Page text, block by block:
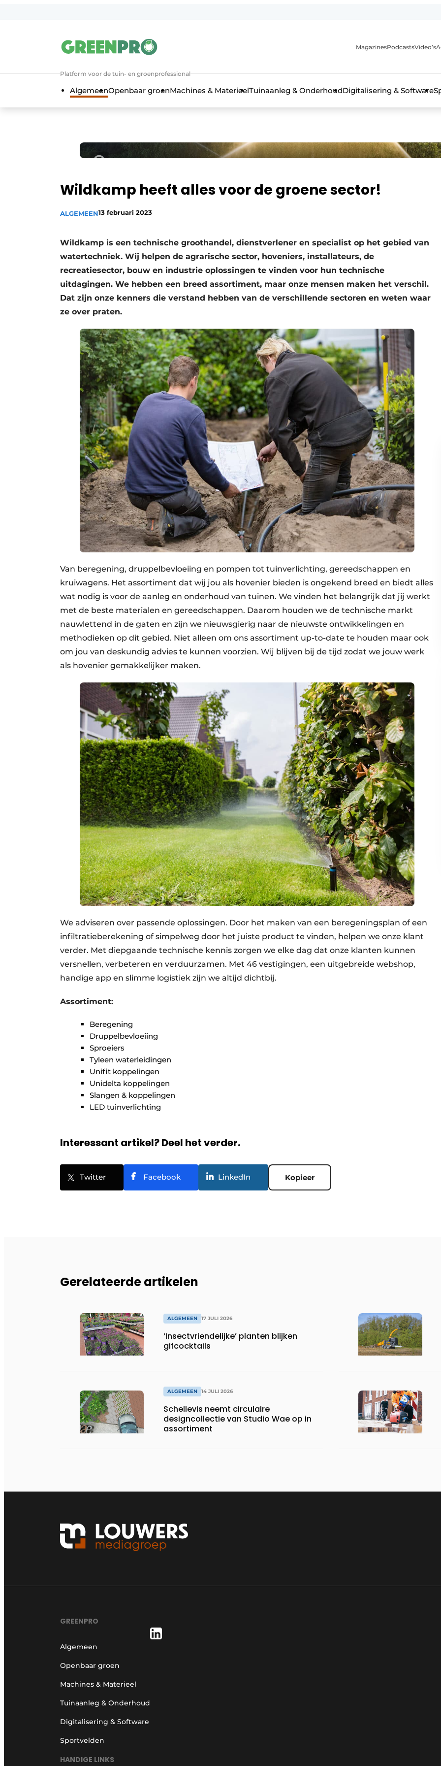
Algemene voorwaarden
Direct contact
Privacy / Cookie statement
Vacature aanmelden
Vacatures
Video’s
Platform voor de tuin- en groenprofessional
MagazinesPodcastsVideo’s
AlgemeenOpenbaar groenMachines & MaterieelTuinaanleg & OnderhoudDigitalisering & Software
Wildkamp heeft alles voor de groene sector!
ALGEMEEN13 februari 2023
Wildkamp is een technische groothandel, dienstverlener en specialist op het gebied van
watertechniek. Wij helpen de agrarische sector, hoveniers, installateurs, de
recreatiesector, bouw en industrie oplossingen te vinden voor hun technische
uitdagingen. We hebben een breed assortiment, maar onze mensen maken het verschil.
Dat zijn onze kenners die verstand hebben van de verschillende sectoren en weten waar
ze over praten.
Van beregening, druppelbevloeiing en pompen tot tuinverlichting, gereedschappen en
kruiwagens. Het assortiment dat wij jou als hovenier bieden is ongekend breed en biedt alles
wat nodig is voor de aanleg en onderhoud van tuinen. We vinden het belangrijk dat jij werkt
met de beste materialen en gereedschappen. Daarom houden we de technische markt
nauwlettend in de gaten en zijn we nieuwsgierig naar de nieuwste ontwikkelingen en
methodieken op dit gebied. Niet alleen om ons assortiment up-to-date te houden maar ook
om jou van deskundig advies te kunnen voorzien. Wij blijven bij de tijd zodat we jouw werk
als hovenier gemakkelijker maken.
We adviseren over passende oplossingen. Door het maken van een beregeningsplan of een
infiltratieberekening of simpelweg door het juiste product te vinden, helpen we onze klant
verder. Met diepgaande technische kennis zorgen we elke dag dat onze klanten kunnen
versnellen, verbeteren en verduurzamen. Met 46 vestigingen, een uitgebreide webshop,
handige app en slimme logistiek zijn we altijd dichtbij.
Assortiment:
Beregening
Druppelbevloeiing
Sproeiers
Tyleen waterleidingen
Unifit koppelingen
Unidelta koppelingen
Slangen & koppelingen
LED tuinverlichting
Interessant artikel? Deel het verder.
Twitter Facebook LinkedIn Kopieer
Gerelateerde artikelen
ALGEMEEN 17 JULI 2026
‘Insectvriendelijke’ planten blijken
gifcocktails
ALGEMEEN 14 JULI 2026
Schellevis neemt circulaire
designcollectie van Studio Wae op in
assortiment
GREENPRO
Algemeen
Openbaar groen
Machines & Materieel
Tuinaanleg & Onderhoud
Digitalisering & Software
Sportvelden
HANDIGE LINKS